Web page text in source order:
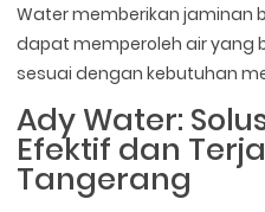
Water memberikan jaminan
dapat memperoleh air yang
sesuai dengan kebutuhan
Ady Water:
Efektif dan
Tangerang